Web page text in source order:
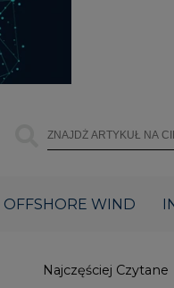
OFFSHORE WIND
Najczęściej Czytane